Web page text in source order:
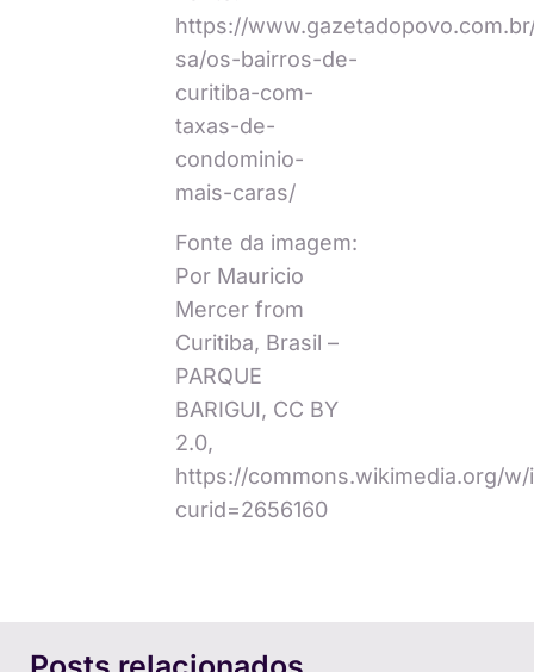
https://
sa/os-bairros-de-
curitiba-com-
taxas-de-
condominio-
mais-caras/
Fonte da imagem:
Por Mauricio
Mercer from
Curitiba, Brasil –
PARQUE
BARIGUI, CC BY
2.0,
https://commons.wikimedia.org/w/
curid=2656160